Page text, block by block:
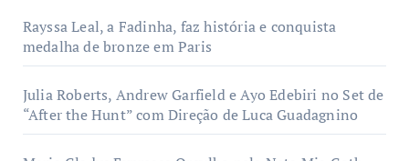
Rayssa Leal, a Fadinha, faz história e conquista
medalha de bronze em Paris
Julia Roberts, Andrew Garfield e Ayo Edebiri no Set de
“After the Hunt” com Direção de Luca Guadagnino